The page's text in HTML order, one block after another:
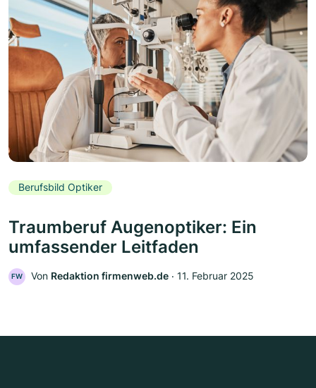
Berufsbild Optiker
Traumberuf Augenoptiker: Ein
umfassender Leitfaden
FW Von Redaktion firmenweb.de ‧ 11. Februar 2025